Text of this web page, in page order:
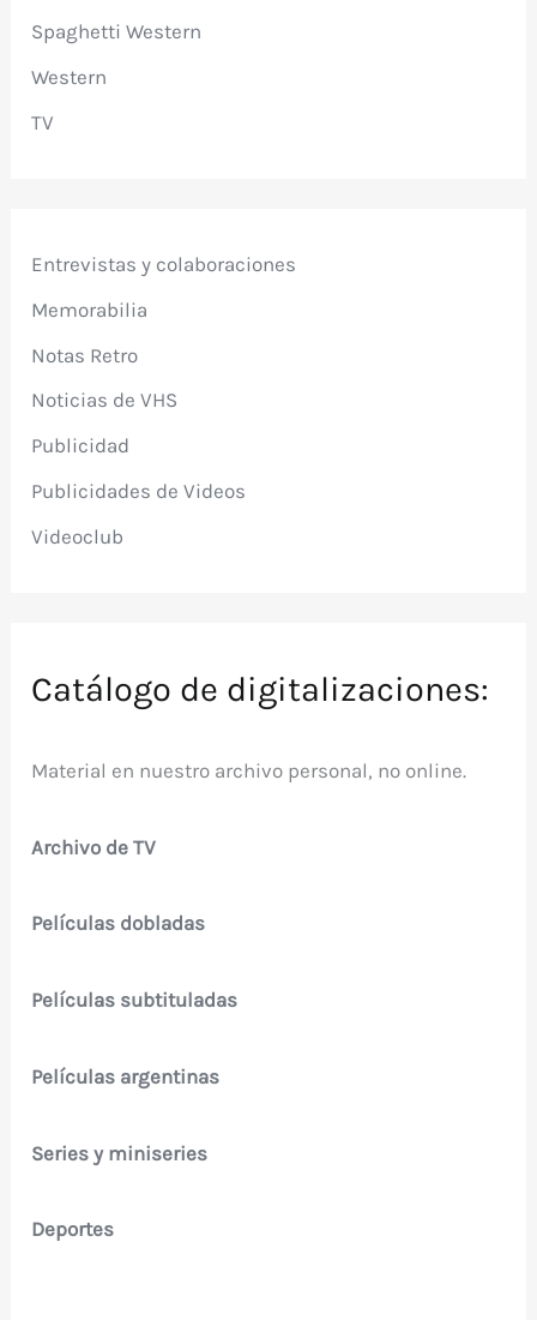
Spaghetti Western
Western
TV
Entrevistas y colaboraciones
Memorabilia
Notas Retro
Noticias de VHS
Publicidad
Publicidades de Videos
Videoclub
Catálogo de digitalizaciones:
Material en nuestro archivo personal, no online.
Archivo de TV
Películas dobladas
Películas subtituladas
Películas argentinas
Series y miniseries
Deportes